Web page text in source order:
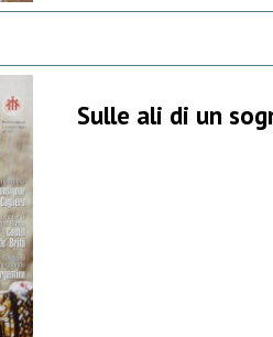
Sulle ali di un